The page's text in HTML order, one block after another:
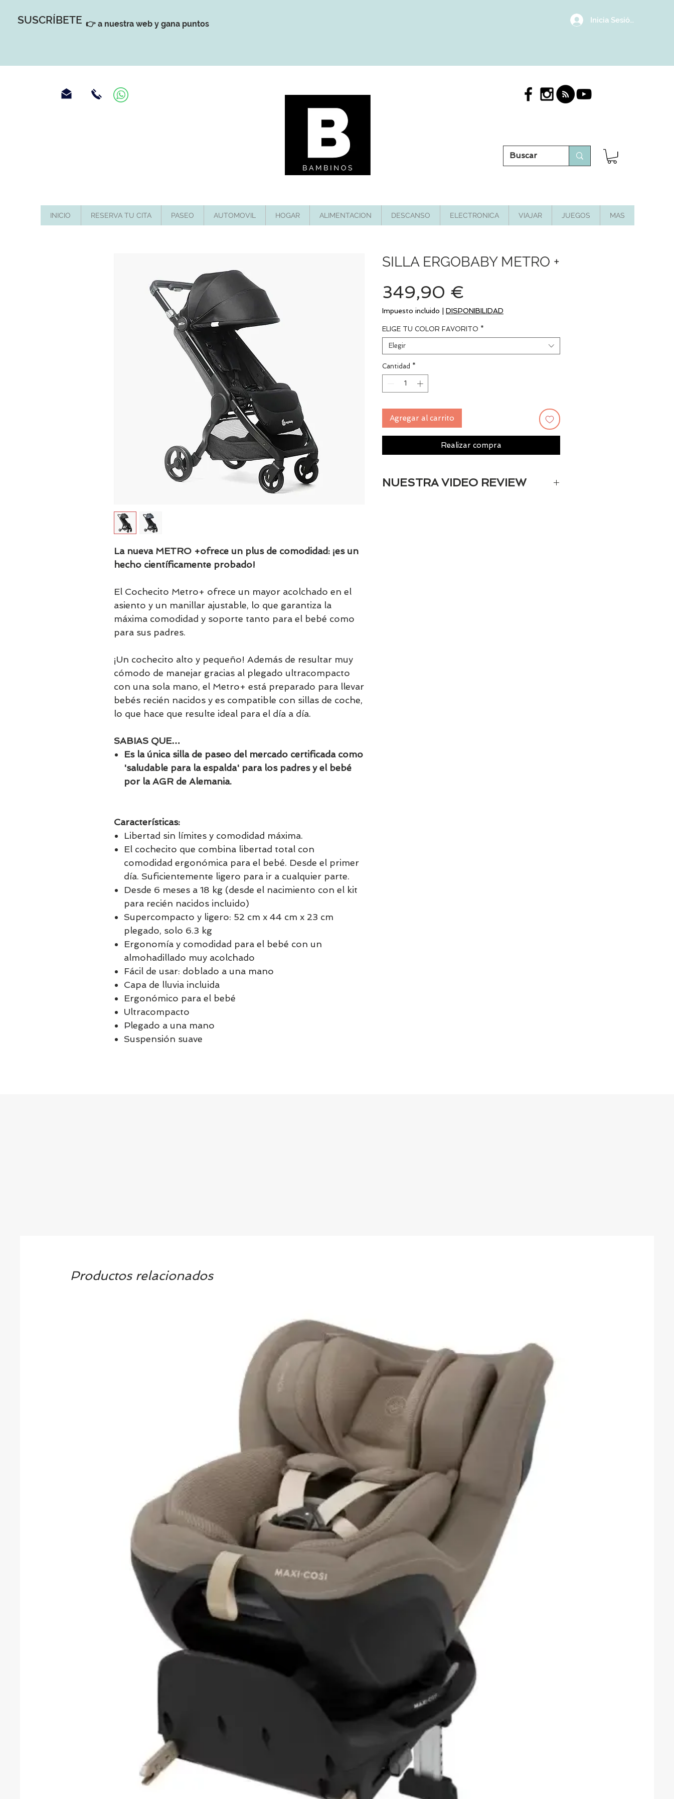
SUSCRÍBETE 👉 a nuestra web y gana puntos Inicia Sesión/
INICIO RESERVA TU CITA PASEO AUTOMOVIL HOGAR ALIMENTACION DESCANSO ELECTRONICA VIAJAR JUEGOS MAS
La nueva METRO +ofrece un plus de comodidad: ¡es un
hecho científicamente probado!
El Cochecito Metro+ ofrece un mayor acolchado en el
asiento y un manillar ajustable, lo que garantiza la
máxima comodidad y soporte tanto para el bebé como
para sus padres.
¡Un cochecito alto y pequeño! Además de resultar muy
cómodo de manejar gracias al plegado ultracompacto
con una sola mano, el Metro+ está preparado para llevar
bebés recién nacidos y es compatible con sillas de coche,
lo que hace que resulte ideal para el día a día.
SABIAS QUE…
Es la única silla de paseo del mercado certificada como
'saludable para la espalda' para los padres y el bebé
por la AGR de Alemania.
Características:
Libertad sin límites y comodidad máxima.
El cochecito que combina libertad total con
comodidad ergonómica para el bebé. Desde el primer
día. Suficientemente ligero para ir a cualquier parte.
Desde 6 meses a 18 kg (desde el nacimiento con el kit
para recién nacidos incluido)
Supercompacto y ligero: 52 cm x 44 cm x 23 cm
plegado, solo 6.3 kg
Ergonomía y comodidad para el bebé con un
almohadillado muy acolchado
Fácil de usar: doblado a una mano
Capa de lluvia incluida
Ergonómico para el bebé
Ultracompacto
Plegado a una mano
Suspensión suave
SILLA ERGOBABY METRO +
349,90 €
Impuesto incluido DISPONIBILIDAD
ELIGE TU COLOR FAVORITO *
Elegir
Cantidad *
Agregar al carrito
Realizar compra
NUESTRA VIDEO REVIEW
Productos relacionados